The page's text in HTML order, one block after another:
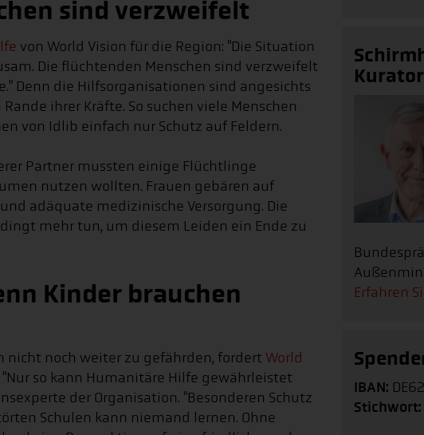
sind verzweifelt
von World Vision für die Region: "Die Situation
Die flüchtenden Menschen sind verzweifelt
Denn die Hilfsorganisationen sind angesichts
ihrer Kräfte. So suchen viele Menschen
von Idlib einfach nur Schutz auf Feldern.
Partner mussten einige Flüchtlinge
nutzen wollten. Frauen gebären auf
adäquate medizinische Versorgung. Die
mehr tun, um diesem Leiden ein Ende zu
Kinder brauchen
nicht noch weiter zu gefährden, fordert World
so kann Humanitäre Hilfe gewährleistet
der Organisation. "Besonderen Schutz
Schulen kann niemand lernen. Ohne
Erfahren
IBAN:
Stichwort: